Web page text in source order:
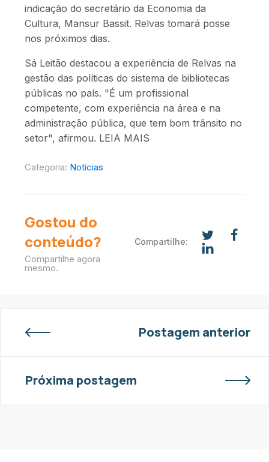
indicação do secretário da Economia da
Cultura, Mansur Bassit. Relvas tomará posse
nos próximos dias.
Sá Leitão destacou a experiência de Relvas na
gestão das políticas do sistema de bibliotecas
públicas no país. "É um profissional
competente, com experiência na área e na
administração pública, que tem bom trânsito no
setor", afirmou. LEIA MAIS
Categoria: Notícias
Gostou do
conteúdo?
Compartilhe agora
mesmo.
Compartilhe:
Postagem anterior
Próxima postagem